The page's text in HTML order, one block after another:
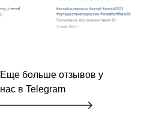
Еще больше отзывов у
нас в Telegram